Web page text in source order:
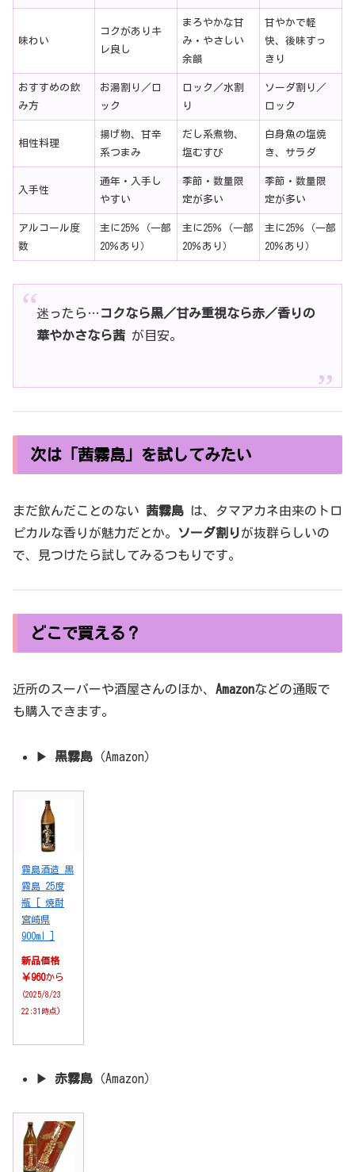
味わい
コクがありキ
レ良し
まろやかな甘
み・やさしい
余韻
甘やかで軽
快、後味すっ
きり
おすすめの飲
み方
お湯割り／ロ
ック
ロック／水割
り
ソーダ割り／
ロック
相性料理
揚げ物、甘辛
系つまみ
だし系煮物、
塩むすび
白身魚の塩焼
き、サラダ
入手性
通年・入手し
やすい
季節・数量限
定が多い
季節・数量限
定が多い
アルコール度
数
主に25％（一部
20％あり）
主に25％（一部
20％あり）
主に25％（一部
20％あり）
迷ったら… コクなら黒／甘み重視なら赤／香りの
華やかさなら茜が目安。
次は「茜霧島」を試してみたい
まだ飲んだことのない 茜霧島 は、タマアカネ由来のトロ
ピカルな香りが魅力だとか。
ソーダ割りが抜群らしいの
で、見つけたら試してみるつもりです。
どこで買える？
近所のスーパーや酒屋さんのほか、 Amazonなどの通販で
も購入できます。
▶︎黒霧島 （Amazon）
霧島酒造 黒
霧島 25度
瓶 [ 焼酎
宮崎県
900ml ]
新品価格
￥960から
(2025/8/23
22:31時点)
▶︎赤霧島 （Amazon）